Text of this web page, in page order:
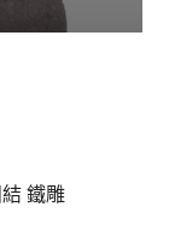
鐵雕